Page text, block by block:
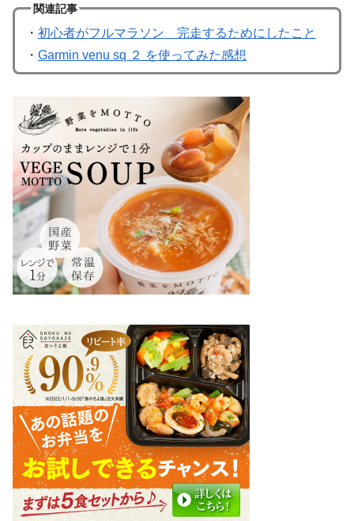
関連記事
・ 初心者がフルマラソン 完走するためにしたこと
・ Garmin venu sq ２ を使ってみた感想